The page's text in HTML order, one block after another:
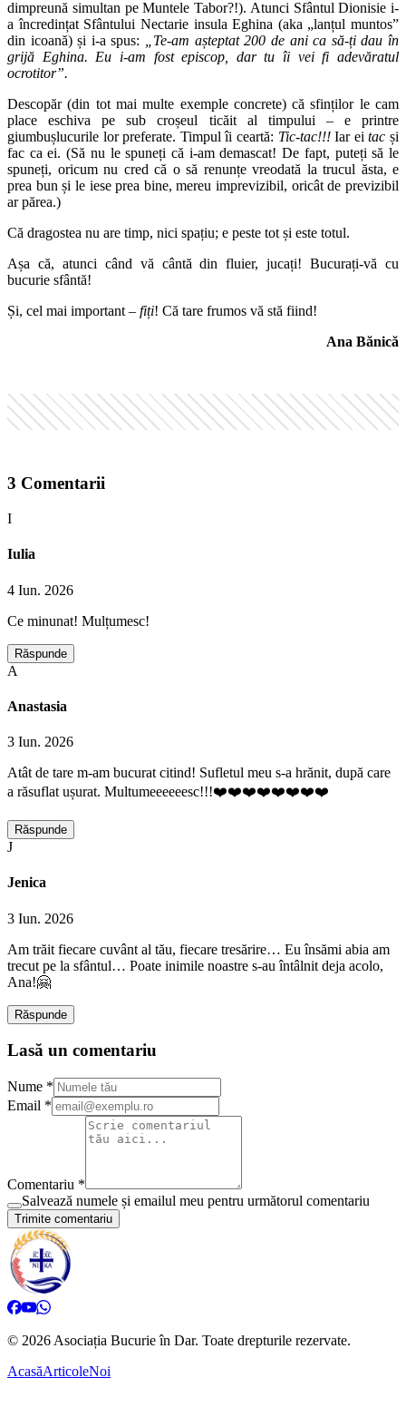
dimpreună simultan pe Muntele Tabor?!). Atunci Sfântul Dionisie i-
a încredințat Sfântului Nectarie insula Eghina (aka „lanțul muntos”
din icoană) și i-a spus: „Te-am așteptat 200 de ani ca să-ți dau în
grijă Eghina. Eu i-am fost episcop, dar tu îi vei fi adevăratul
ocrotitor”.
Descopăr (din tot mai multe exemple concrete) că sfinților le cam
place eschiva pe sub croșeul ticăit al timpului – e printre
giumbușlucurile lor preferate. Timpul îi ceartă: Tic-tac!!!Iar eitac și
fac ca ei. (Să nu le spuneți că i-am demascat! De fapt, puteți să le
spuneți, oricum nu cred că o să renunțe vreodată la trucul ăsta, e
prea bun și le iese prea bine, mereu imprevizibil, oricât de previzibil
ar părea.)
Că dragostea nu are timp, nici spațiu; e peste tot și este totul.
Așa că, atunci când vă cântă din fluier, jucați! Bucurați-vă cu
bucurie sfântă!
Și, cel mai important – fiți! Că tare frumos vă stă fiind!
Ana Bănică
3 Comentarii
I
Iulia
4 Iun. 2026
Ce minunat! Mulțumesc!
Răspunde
A
Anastasia
3 Iun. 2026
Atât de tare m-am bucurat citind! Sufletul meu s-a hrănit, după care
a răsuflat ușurat. Multumeeeeeesc!!!❤️❤️❤️❤️❤️❤️❤️❤️
Răspunde
J
Jenica
3 Iun. 2026
Am trăit fiecare cuvânt al tău, fiecare tresărire… Eu însămi abia am
trecut pe la sfântul… Poate inimile noastre s-au întâlnit deja acolo,
Ana!🤗
Răspunde
Lasă un comentariu
Nume *
Email *
Comentariu *
Salvează numele și emailul meu pentru următorul comentariu
Trimite comentariu
© 2026 Asociația Bucurie în Dar. Toate drepturile rezervate.
AcasăArticoleNoi